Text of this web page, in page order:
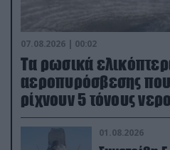
07.08.2026 | 00:02
Τα ρωσικά
αεροπυρόσβεσης
ρίχνουν 5 τόνους
01.08.2026